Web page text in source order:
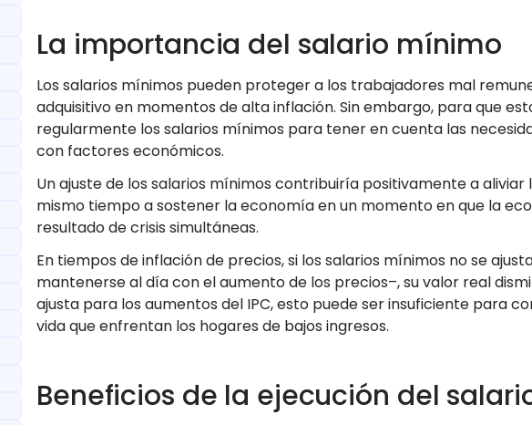
La importancia del salario mínimo
Los salarios mínimos pueden proteger a los trabajadores mal
adquisitivo en momentos de alta inflación. Sin embargo, para que
regularmente los salarios mínimos para tener en cuenta las
con factores económicos.
Un ajuste de los salarios mínimos contribuiría positivamente a
mismo tiempo a sostener la economía en un momento en que la
resultado de crisis simultáneas.
En tiempos de inflación de precios, si los salarios mínimos no se
mantenerse al día con el aumento de los precios–, su valor real
ajusta para los aumentos del IPC, esto puede ser insuficiente para
vida que enfrentan los hogares de bajos ingresos.
Beneficios de la ejecución del